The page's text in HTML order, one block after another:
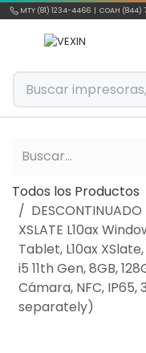
Ir al contenido
MTY (81) 1234-4466 | COAH
Todos los Productos
XSLATE L10ax
Tablet, L10ax XSlate,
i5 11th Gen, 8GB,
Cámara, NFC, IP65,
separately)